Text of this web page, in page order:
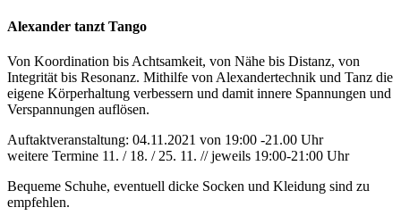
Alexander tanzt Tango
Von Koordination bis Achtsamkeit, von Nähe bis Distanz, von
Integrität bis Resonanz. Mithilfe von Alexandertechnik und Tanz die
eigene Körperhaltung verbessern und damit innere Spannungen und
Verspannungen auflösen.
Auftaktveranstaltung: 04.11.2021 von 19:00 -21.00 Uhr
weitere Termine 11. / 18. / 25. 11. // jeweils 19:00-21:00 Uhr
Bequeme Schuhe, eventuell dicke Socken und Kleidung sind zu
empfehlen.